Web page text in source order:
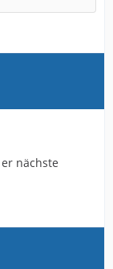
nächste